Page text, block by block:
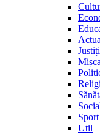
Sport
Util